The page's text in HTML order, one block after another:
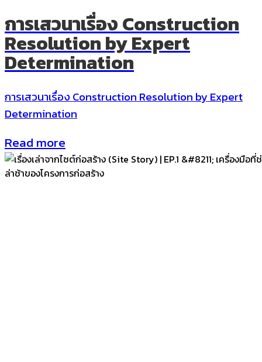
การเสวนาเรื่อง Construction
Resolution by Expert
Determination
การเสวนาเรื่อง Construction Resolution by Expert
Determination
Read more